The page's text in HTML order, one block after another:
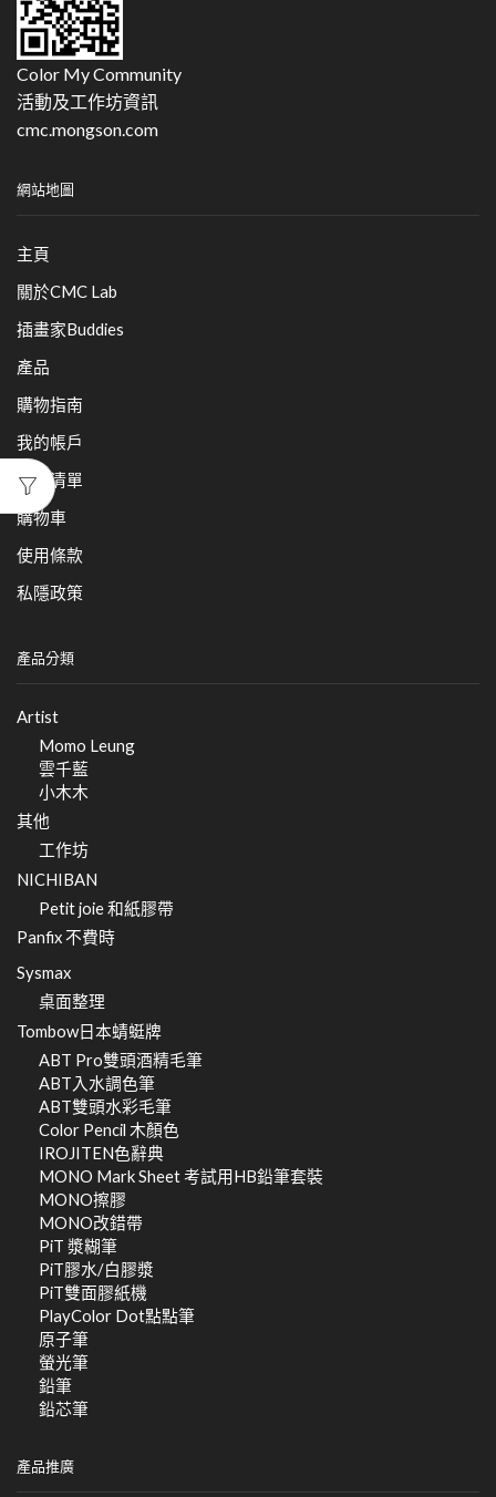
Color My Community
活動及工作坊資訊
cmc.mongson.com
網站地圖
主頁
關於CMC Lab
插畫家Buddies
產品
購物指南
我的帳戶
願望清單
購物車
使用條款
私隱政策
產品分類
Artist
Momo Leung
雲千藍
小木木
其他
工作坊
NICHIBAN
Petit joie 和紙膠帶
Panfix 不費時
Sysmax
桌面整理
Tombow日本蜻蜓牌
ABT Pro雙頭酒精毛筆
ABT入水調色筆
ABT雙頭水彩毛筆
Color Pencil 木顏色
IROJITEN色辭典
MONO Mark Sheet 考試用HB鉛筆套裝
MONO擦膠
MONO改錯帶
PiT 漿糊筆
PiT膠水/白膠漿
PiT雙面膠紙機
PlayColor Dot點點筆
原子筆
螢光筆
鉛筆
鉛芯筆
產品推廣